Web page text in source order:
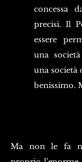
concessa
precisi. Il
essere
una
una società
benissimo.
Ma non le fa